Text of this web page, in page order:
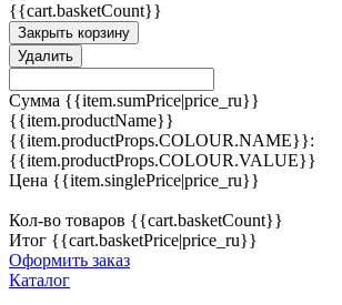
{{cart.basketCount}}
Закрыть корзину
Удалить
Сумма {{item.sumPrice|price_ru}}
{{item.productName}}
{{item.productProps.COLOUR.NAME}}:
{{item.productProps.COLOUR.VALUE}}
Цена {{item.singlePrice|price_ru}}
Кол-во товаров {{cart.basketCount}}
Итог {{cart.basketPrice|price_ru}}
Оформить заказ
Каталог